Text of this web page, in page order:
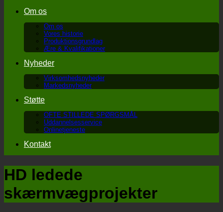
Om os
Om os
Vores historie
Produktionsgrundlag
Ære & Kvalifikationer
Nyheder
Virksomhedsnyheder
Markedsnyheder
Støtte
OFTE STILLEDE SPØRGSMÅL
Uddannelsesservice
Onlinetjeneste
Kontakt
HD ledede
skærmvægprojekter